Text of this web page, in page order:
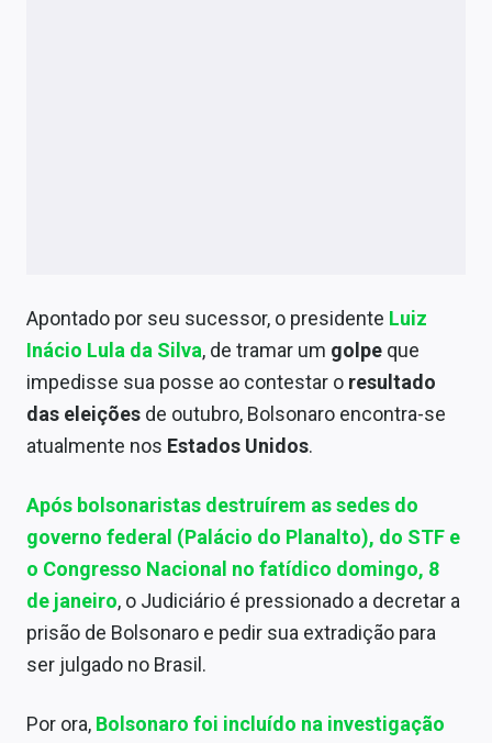
Conteúdo de Marca
Expediente
Apontado por seu sucessor, o presidente Luiz
Inácio Lula da Silva, de tramar um golpe que
impedisse sua posse ao contestar o resultado
das eleições de outubro, Bolsonaro encontra-se
atualmente nos Estados Unidos.
Após bolsonaristas destruírem as sedes do
governo federal (Palácio do Planalto), do STF e
o Congresso Nacional no fatídico domingo, 8
de janeiro, o Judiciário é pressionado a decretar a
prisão de Bolsonaro e pedir sua extradição para
ser julgado no Brasil.
Por ora, Bolsonaro foi incluído na investigação